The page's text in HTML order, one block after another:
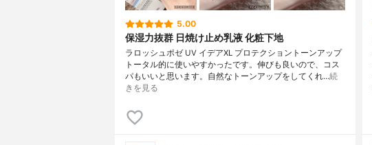
5.00
保湿力抜群 日焼け止め乳液 化粧下地
ラロッシュポゼ UV イデアXL プロテクショントーンアップ
トータル的に使いやすかったです。伸びも良いので、コス
パもいいと思います。自然なトーンアップをしてくれ…続
きを見る